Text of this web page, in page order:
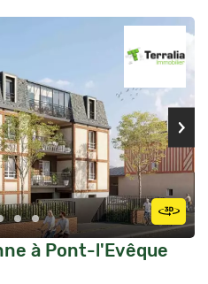
à Pont-l'Evêque